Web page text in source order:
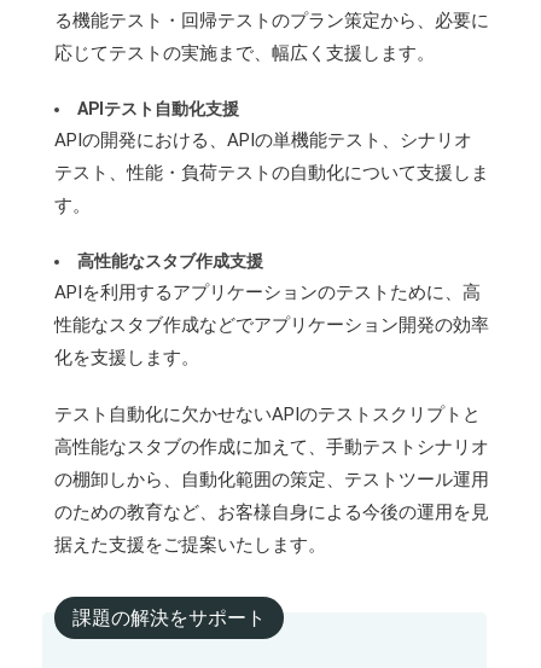
る機能テスト・回帰テストのプラン策定から、必要に
応じてテストの実施まで、幅広く支援します。
APIテスト自動化支援
APIの開発における、APIの単機能テスト、シナリオ
テスト、性能・負荷テストの自動化について支援しま
す。
高性能なスタブ作成支援
APIを利用するアプリケーションのテストために、高
性能なスタブ作成などでアプリケーション開発の効率
化を支援します。
テスト自動化に欠かせないAPIのテストスクリプトと
高性能なスタブの作成に加えて、手動テストシナリオ
の棚卸しから、自動化範囲の策定、テストツール運用
のための教育など、お客様自身による今後の運用を見
据えた支援をご提案いたします。
課題の解決をサポート